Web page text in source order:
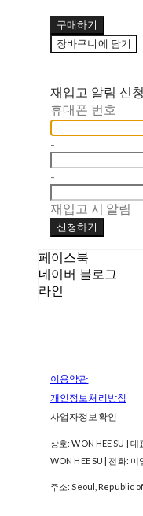
구매하기
장바구니에 담기
재입고 알림 신청
휴대폰 번호
-
-
재입고 시 알림
신청하기
페이스북
네이버 블로그
라인
이용약관
개인정보처리방침
사업자정보확인
상호: WON HEE SU |
WON HEE SU | 전화:
주소: Seoul, Republic